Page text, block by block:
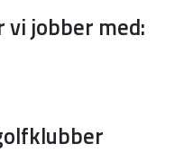
vi jobber med: